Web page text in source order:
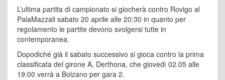
L’ultima partita di campionato si giocherà contro Rovigo al
PalaMazzali sabato 20 aprile alle 20:30 in quanto per
regolamento le partite devono svolgersi tutte in
contemporanea.
Dopodiché già il sabato successivo si gioca contro la prima
classificata del girone A, Derthona, che giovedì 02.05 alle
19:00 verrà a Bolzano per gara 2.